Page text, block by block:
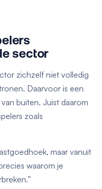
sector
zichzelf niet volledig
Daarvoor is een
buiten. Juist daarom
zoals
maar vanuit
waarom je